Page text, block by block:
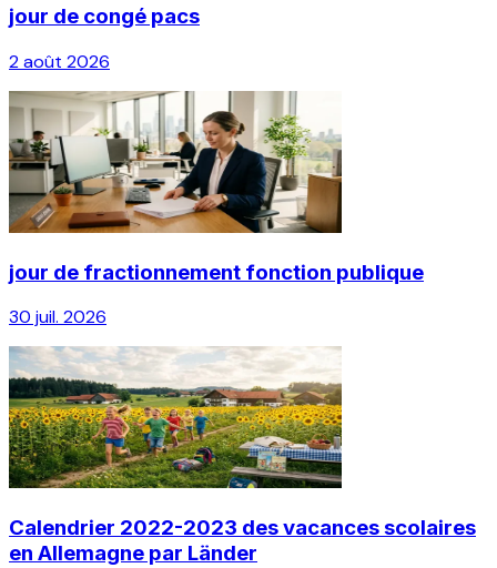
jour de congé pacs
2 août 2026
jour de fractionnement fonction publique
30 juil. 2026
Calendrier 2022-2023 des vacances scolaires
en Allemagne par Länder